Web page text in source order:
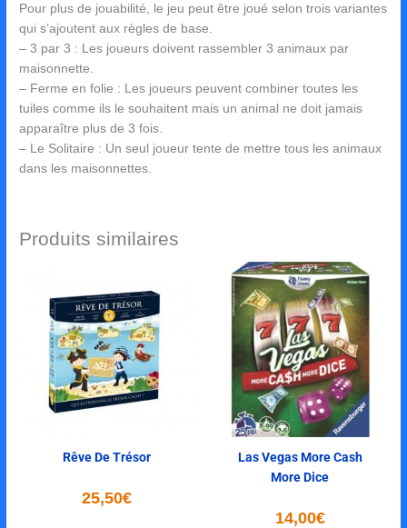
Pour plus de jouabilité, le jeu peut être joué selon trois variantes
qui s’ajoutent aux règles de base.
– 3 par 3 : Les joueurs doivent rassembler 3 animaux par
maisonnette.
– Ferme en folie : Les joueurs peuvent combiner toutes les
tuiles comme ils le souhaitent mais un animal ne doit jamais
apparaître plus de 3 fois.
– Le Solitaire : Un seul joueur tente de mettre tous les animaux
dans les maisonnettes.
Produits similaires
Rêve De Trésor
25,50€
Las Vegas More Cash
More Dice
14,00€